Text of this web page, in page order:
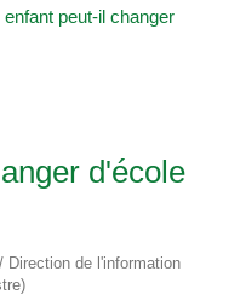
enfant peut-il changer
d'école
de l'information